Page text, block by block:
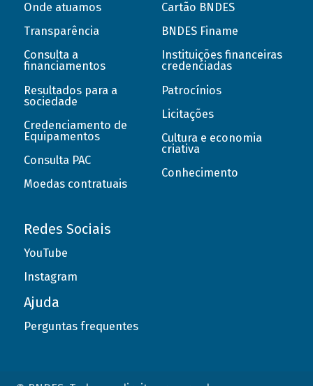
Onde atuamos
Transparência
Consulta a
financiamentos
Resultados para a
sociedade
Credenciamento de
Equipamentos
Consulta PAC
Moedas contratuais
Cartão BNDES
BNDES Finame
Instituições financeiras
credenciadas
Patrocínios
Licitações
Cultura e economia
criativa
Conhecimento
Redes Sociais
YouTube
Instagram
Ajuda
Perguntas frequentes